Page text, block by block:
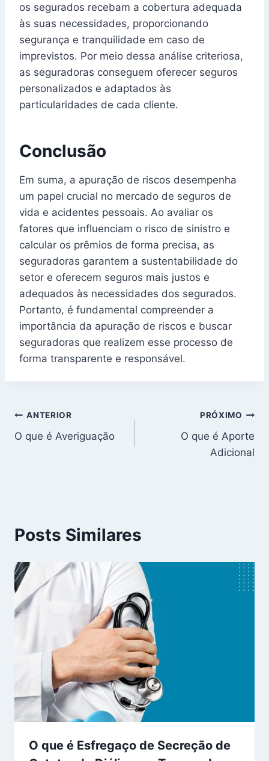
os segurados recebam a cobertura adequada
às suas necessidades, proporcionando
segurança e tranquilidade em caso de
imprevistos. Por meio dessa análise criteriosa,
as seguradoras conseguem oferecer seguros
personalizados e adaptados às
particularidades de cada cliente.
Conclusão
Em suma, a apuração de riscos desempenha
um papel crucial no mercado de seguros de
vida e acidentes pessoais. Ao avaliar os
fatores que influenciam o risco de sinistro e
calcular os prêmios de forma precisa, as
seguradoras garantem a sustentabilidade do
setor e oferecem seguros mais justos e
adequados às necessidades dos segurados.
Portanto, é fundamental compreender a
importância da apuração de riscos e buscar
seguradoras que realizem esse processo de
forma transparente e responsável.
Navegação
de
ANTERIOR
O que é Averiguação
PRÓXIMO
O que é Aporte
Adicional
Posts Similares
O que é Esfregaço de Secreção de